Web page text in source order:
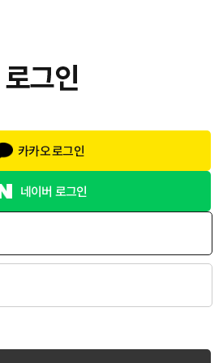
카카오 로그인
네이버 로그인